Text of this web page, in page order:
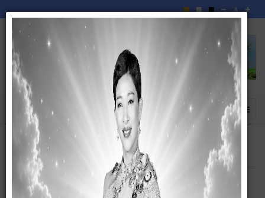
ภูมิปัญญาชาวบ้านในชุมชน
14 พฤษภาคม 2568